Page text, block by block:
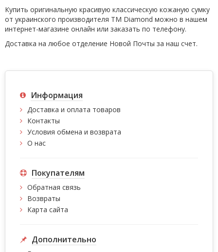
Купить оригинальную красивую классическую кожаную сумку
от украинского производителя ТМ Diamond можно в нашем
интернет-магазине онлайн или заказать по телефону.
Доставка на любое отделение Новой Почты за наш счет.
Информация
Доставка и оплата товаров
Контакты
Условия обмена и возврата
О нас
Покупателям
Обратная связь
Возвраты
Карта сайта
Дополнительно